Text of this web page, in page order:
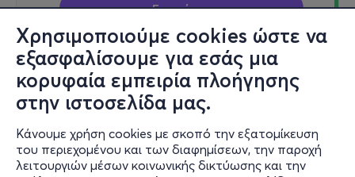
Χρησιμοποιούμε cookies ώστε να
εξασφαλίσουμε για εσάς μια
κορυφαία εμπειρία πλοήγησης
στην ιστοσελίδα μας.
Κάνουμε χρήση cookies με σκοπό την εξατομίκευση
του περιεχομένου και των διαφημίσεων, την παροχή
λειτουργιών μέσων κοινωνικής δικτύωσης και την
Εισιτήρια
12/09/2026
09:00